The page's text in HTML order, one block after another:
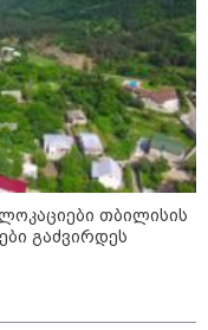
თბილისის
გაძვირდეს